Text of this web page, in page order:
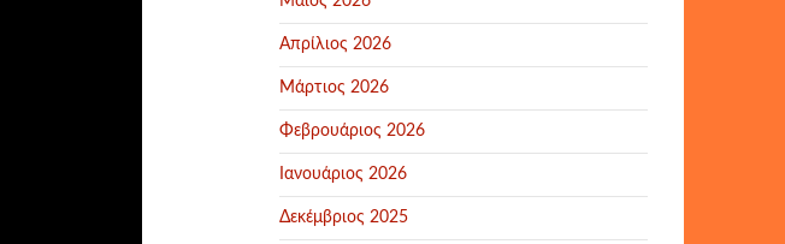
Απρίλιος 2026
Μάρτιος 2026
Φεβρουάριος 2026
Ιανουάριος 2026
Δεκέμβριος 2025